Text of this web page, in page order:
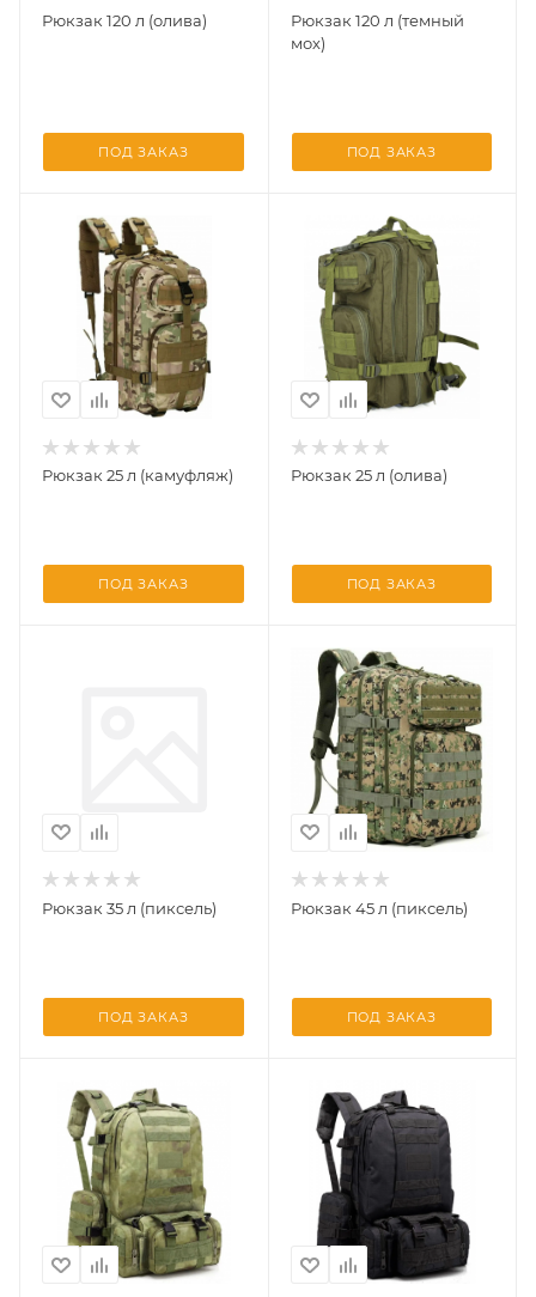
Рюкзак 120 л (олива)
ПОД ЗАКАЗ
Рюкзак 120 л (темный
мох)
ПОД ЗАКАЗ
Рюкзак 25 л (камуфляж)
ПОД ЗАКАЗ
Рюкзак 25 л (олива)
ПОД ЗАКАЗ
Рюкзак 35 л (пиксель)
ПОД ЗАКАЗ
Рюкзак 45 л (пиксель)
ПОД ЗАКАЗ